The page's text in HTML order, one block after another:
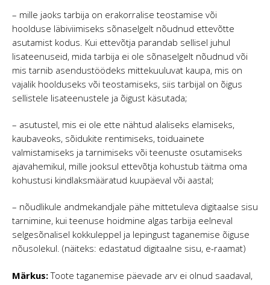
– mille jaoks tarbija on erakorralise teostamise või
hoolduse läbiviimiseks sõnaselgelt nõudnud ettevõtte
asutamist kodus. Kui ettevõtja parandab sellisel juhul
lisateenuseid, mida tarbija ei ole sõnaselgelt nõudnud või
mis tarnib asendustöödeks mittekuuluvat kaupa, mis on
vajalik hoolduseks või teostamiseks, siis tarbijal on õigus
sellistele lisateenustele ja õigust käsutada;
– asutustel, mis ei ole ette nähtud alaliseks elamiseks,
kaubaveoks, sõidukite rentimiseks, toiduainete
valmistamiseks ja tarnimiseks või teenuste osutamiseks
ajavahemikul, mille jooksul ettevõtja kohustub täitma oma
kohustusi kindlaksmääratud kuupäeval või aastal;
– nõudlikule andmekandjale pähe mittetuleva digitaalse sisu
tarnimine, kui teenuse hoidmine algas tarbija eelneval
selgesõnalisel kokkuleppel ja lepingust taganemise õiguse
nõusolekul. (näiteks: edastatud digitaalne sisu, e-raamat)
Märkus:Toote taganemise päevade arv ei olnud saadaval,